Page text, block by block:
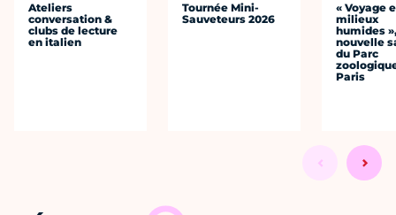
Ateliers
conversation &
clubs de lecture
en italien
Tournée Mini-
Sauveteurs 2026
« Voyage
milieux
humides
nouvelle
du Parc
Paris